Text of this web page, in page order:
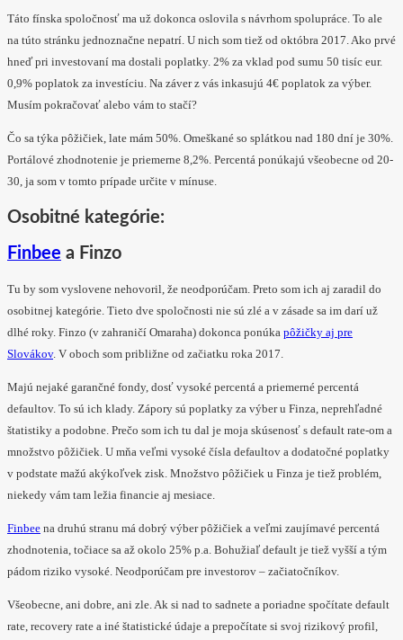
Táto fínska spoločnosť ma už dokonca oslovila s návrhom spolupráce. To ale
na túto stránku jednoznačne nepatrí. U nich som tiež od októbra 2017. Ako prvé
hneď pri investovaní ma dostali poplatky. 2% za vklad pod sumu 50 tisíc eur.
0,9% poplatok za investíciu. Na záver z vás inkasujú 4€ poplatok za výber.
Musím pokračovať alebo vám to stačí?
Čo sa týka pôžičiek, late mám 50%. Omeškané so splátkou nad 180 dní je 30%.
Portálové zhodnotenie je priemerne 8,2%. Percentá ponúkajú všeobecne od 20-
30, ja som v tomto prípade určite v mínuse.
Osobitné kategórie:
Finbee a Finzo
Tu by som vyslovene nehovoril, že neodporúčam. Preto som ich aj zaradil do
osobitnej kategórie. Tieto dve spoločnosti nie sú zlé a v zásade sa im darí už
dlhé roky. Finzo (v zahraničí Omaraha) dokonca ponúka pôžičky aj pre
Slovákov. V oboch som približne od začiatku roka 2017.
Majú nejaké garančné fondy, dosť vysoké percentá a priemerné percentá
defaultov. To sú ich klady. Zápory sú poplatky za výber u Finza, neprehľadné
štatistiky a podobne. Prečo som ich tu dal je moja skúsenosť s default rate-om a
množstvo pôžičiek. U mňa veľmi vysoké čísla defaultov a dodatočné poplatky
v podstate mažú akýkoľvek zisk. Množstvo pôžičiek u Finza je tiež problém,
niekedy vám tam ležia financie aj mesiace.
Finbee na druhú stranu má dobrý výber pôžičiek a veľmi zaujímavé percentá
zhodnotenia, točiace sa až okolo 25% p.a. Bohužiaľ default je tiež vyšší a tým
pádom riziko vysoké. Neodporúčam pre investorov – začiatočníkov.
Všeobecne, ani dobre, ani zle. Ak si nad to sadnete a poriadne spočítate default
rate, recovery rate a iné štatistické údaje a prepočítate si svoj rizikový profil,